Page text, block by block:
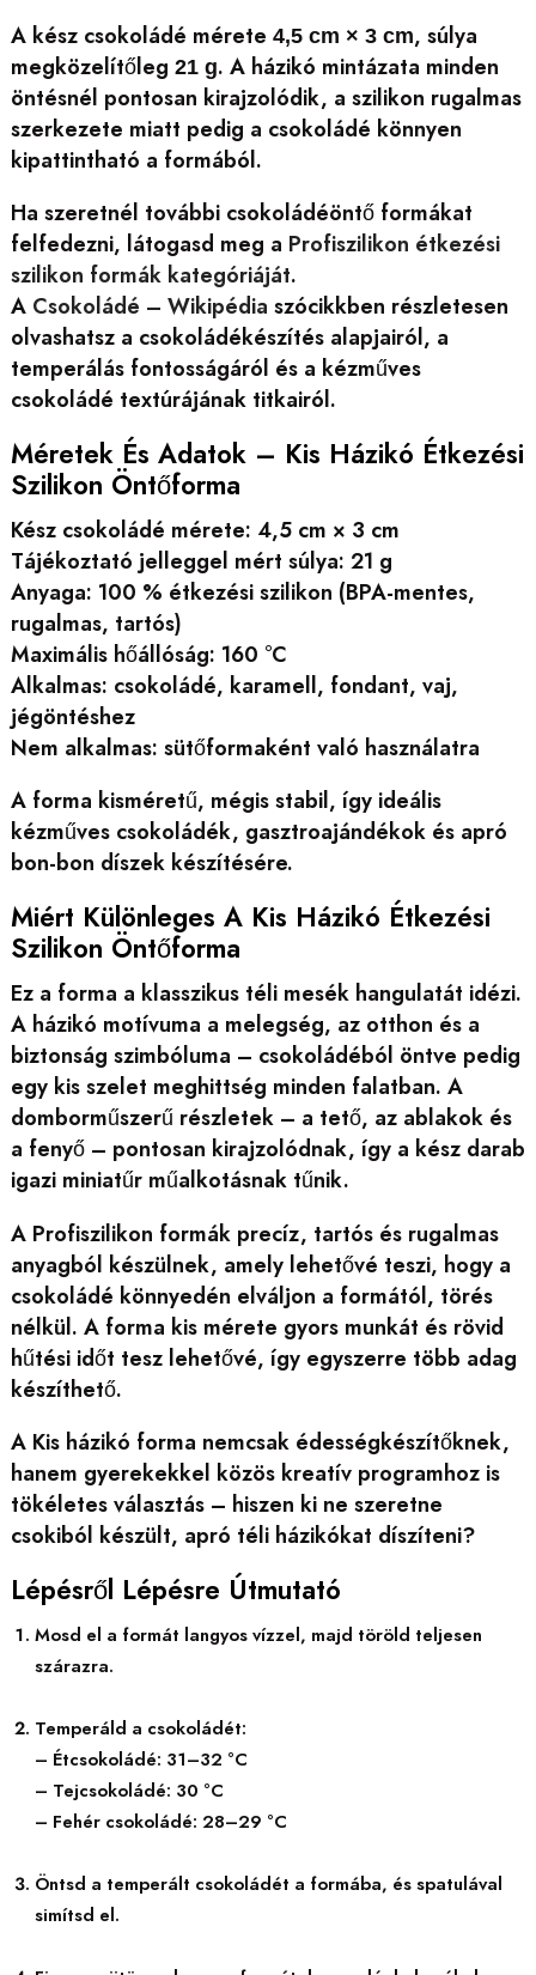
A kész csokoládé mérete 4,5 cm × 3 cm, súlya
megközelítőleg 21 g. A házikó mintázata minden
öntésnél pontosan kirajzolódik, a szilikon rugalmas
szerkezete miatt pedig a csokoládé könnyen
kipattintható a formából.
Ha szeretnél további csokoládéöntő formákat
felfedezni, látogasd meg a Profiszilikon étkezési
szilikon formák kategóriáját.
A Csokoládé – Wikipédia szócikkben részletesen
olvashatsz a csokoládékészítés alapjairól, a
temperálás fontosságáról és a kézműves
csokoládé textúrájának titkairól.
Méretek És Adatok – Kis Házikó Étkezési
Szilikon Öntőforma
Kész csokoládé mérete: 4,5 cm × 3 cm
Tájékoztató jelleggel mért súlya: 21 g
Anyaga: 100 % étkezési szilikon (BPA-mentes,
rugalmas, tartós)
Maximális hőállóság: 160 °C
Alkalmas: csokoládé, karamell, fondant, vaj,
jégöntéshez
Nem alkalmas: sütőformaként való használatra
A forma kisméretű, mégis stabil, így ideális
kézműves csokoládék, gasztroajándékok és apró
bon-bon díszek készítésére.
Miért Különleges A Kis Házikó Étkezési
Szilikon Öntőforma
Ez a forma a klasszikus téli mesék hangulatát idézi.
A házikó motívuma a melegség, az otthon és a
biztonság szimbóluma – csokoládéból öntve pedig
egy kis szelet meghittség minden falatban. A
domborműszerű részletek – a tető, az ablakok és
a fenyő – pontosan kirajzolódnak, így a kész darab
igazi miniatűr műalkotásnak tűnik.
A Profiszilikon formák precíz, tartós és rugalmas
anyagból készülnek, amely lehetővé teszi, hogy a
csokoládé könnyedén elváljon a formától, törés
nélkül. A forma kis mérete gyors munkát és rövid
hűtési időt tesz lehetővé, így egyszerre több adag
készíthető.
A Kis házikó forma nemcsak édességkészítőknek,
hanem gyerekekkel közös kreatív programhoz is
tökéletes választás – hiszen ki ne szeretne
csokiból készült, apró téli házikókat díszíteni?
Lépésről Lépésre Útmutató
Mosd el a formát langyos vízzel, majd töröld teljesen
szárazra.
Temperáld a csokoládét:
– Étcsokoládé: 31–32 °C
– Tejcsokoládé: 30 °C
– Fehér csokoládé: 28–29 °C
Öntsd a temperált csokoládét a formába, és spatulával
simítsd el.